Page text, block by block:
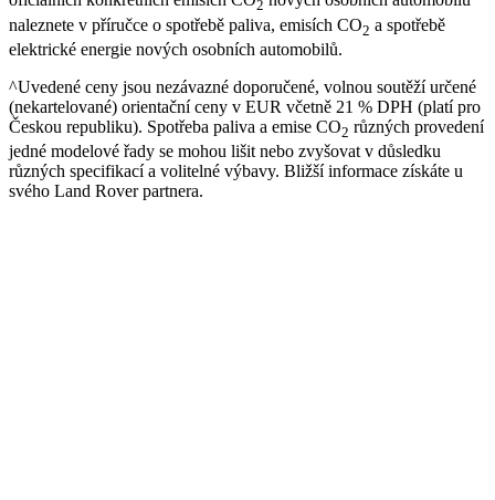
2
naleznete v příručce o spotřebě paliva, emisích CO2 a spotřebě
elektrické energie nových osobních automobilů.
^Uvedené ceny jsou nezávazné doporučené, volnou soutěží určené
(nekartelované) orientační ceny v EUR včetně 21 % DPH (platí pro
Českou republiku). Spotřeba paliva a emise CO2 různých provedení
jedné modelové řady se mohou lišit nebo zvyšovat v důsledku
různých specifikací a volitelné výbavy. Bližší informace získáte u
svého Land Rover partnera.